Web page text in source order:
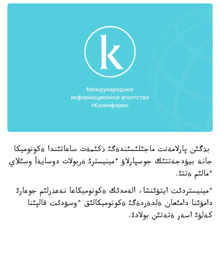
بذگئن پارلامةنت ماجئلئسئندةگئ ذكئمةت ساعاتئندا ةكونوميكا
جانة بيؤدجةتتئك جوسپارلاؤ ءمينيسترئ ةربولات دوسايةأ وسئلاي
ءمالئم ةتتئ.
ءمينيستردئث ايتؤئنشا، الةمدئك ةكونوميكاعا نةعذرلئم جوعارئ
دامؤئنا دامئعان ةلدةردةگئ ةكونوميكالئق ءوسؤدئث قالپئنا
كةلؤئ اسةر ةتةتئن بولادئ.